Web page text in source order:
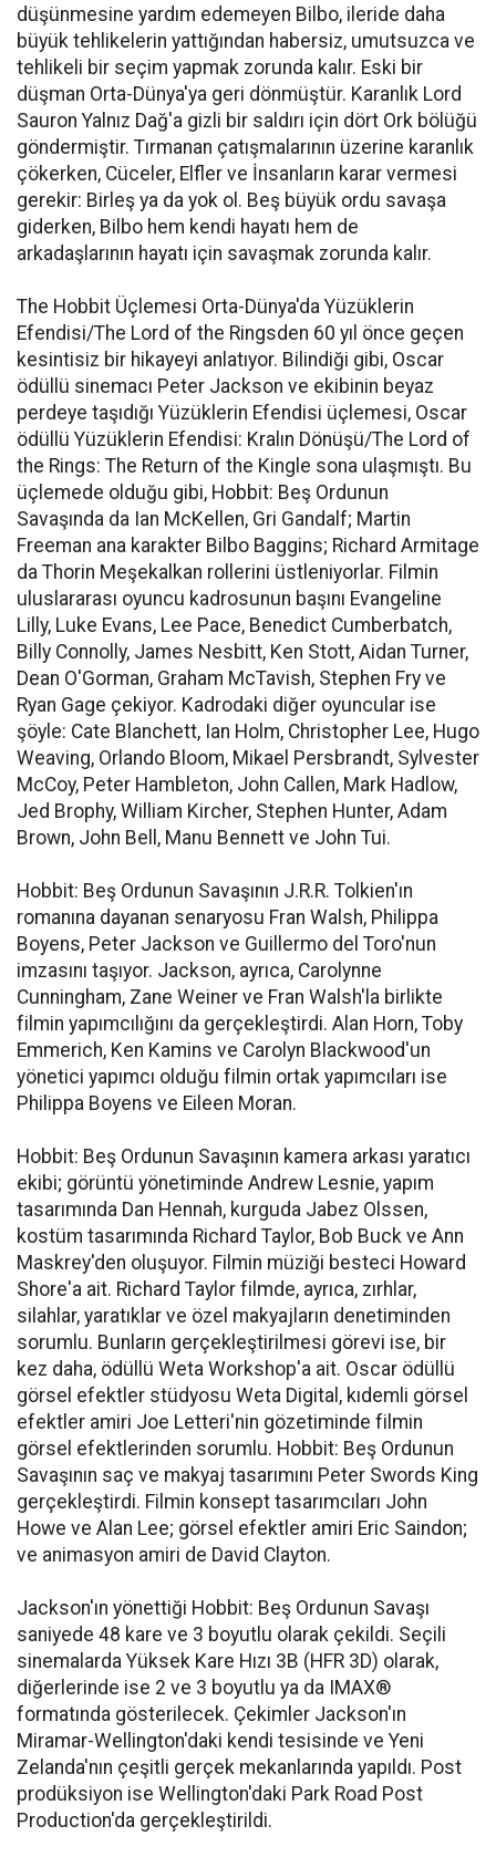
düşünmesine yardım edemeyen Bilbo, ileride daha
büyük tehlikelerin yattığından habersiz, umutsuzca ve
tehlikeli bir seçim yapmak zorunda kalır. Eski bir
düşman Orta-Dünya'ya geri dönmüştür. Karanlık Lord
Sauron Yalnız Dağ'a gizli bir saldırı için dört Ork bölüğü
göndermiştir. Tırmanan çatışmalarının üzerine karanlık
çökerken, Cüceler, Elfler ve İnsanların karar vermesi
gerekir: Birleş ya da yok ol. Beş büyük ordu savaşa
giderken, Bilbo hem kendi hayatı hem de
arkadaşlarının hayatı için savaşmak zorunda kalır.
The Hobbit Üçlemesi Orta-Dünya'da Yüzüklerin
Efendisi/The Lord of the Ringsden 60 yıl önce geçen
kesintisiz bir hikayeyi anlatıyor. Bilindiği gibi, Oscar
ödüllü sinemacı Peter Jackson ve ekibinin beyaz
perdeye taşıdığı Yüzüklerin Efendisi üçlemesi, Oscar
ödüllü Yüzüklerin Efendisi: Kralın Dönüşü/The Lord of
the Rings: The Return of the Kingle sona ulaşmıştı. Bu
üçlemede olduğu gibi, Hobbit: Beş Ordunun
Savaşında da Ian McKellen, Gri Gandalf; Martin
Freeman ana karakter Bilbo Baggins; Richard Armitage
da Thorin Meşekalkan rollerini üstleniyorlar. Filmin
uluslararası oyuncu kadrosunun başını Evangeline
Lilly, Luke Evans, Lee Pace, Benedict Cumberbatch,
Billy Connolly, James Nesbitt, Ken Stott, Aidan Turner,
Dean O'Gorman, Graham McTavish, Stephen Fry ve
Ryan Gage çekiyor. Kadrodaki diğer oyuncular ise
şöyle: Cate Blanchett, Ian Holm, Christopher Lee, Hugo
Weaving, Orlando Bloom, Mikael Persbrandt, Sylvester
McCoy, Peter Hambleton, John Callen, Mark Hadlow,
Jed Brophy, William Kircher, Stephen Hunter, Adam
Brown, John Bell, Manu Bennett ve John Tui.
Hobbit: Beş Ordunun Savaşının J.R.R. Tolkien'ın
romanına dayanan senaryosu Fran Walsh, Philippa
Boyens, Peter Jackson ve Guillermo del Toro'nun
imzasını taşıyor. Jackson, ayrıca, Carolynne
Cunningham, Zane Weiner ve Fran Walsh'la birlikte
filmin yapımcılığını da gerçekleştirdi. Alan Horn, Toby
Emmerich, Ken Kamins ve Carolyn Blackwood'un
yönetici yapımcı olduğu filmin ortak yapımcıları ise
Philippa Boyens ve Eileen Moran.
Hobbit: Beş Ordunun Savaşının kamera arkası yaratıcı
ekibi; görüntü yönetiminde Andrew Lesnie, yapım
tasarımında Dan Hennah, kurguda Jabez Olssen,
kostüm tasarımında Richard Taylor, Bob Buck ve Ann
Maskrey'den oluşuyor. Filmin müziği besteci Howard
Shore'a ait. Richard Taylor filmde, ayrıca, zırhlar,
silahlar, yaratıklar ve özel makyajların denetiminden
sorumlu. Bunların gerçekleştirilmesi görevi ise, bir
kez daha, ödüllü Weta Workshop'a ait. Oscar ödüllü
görsel efektler stüdyosu Weta Digital, kıdemli görsel
efektler amiri Joe Letteri'nin gözetiminde filmin
görsel efektlerinden sorumlu. Hobbit: Beş Ordunun
Savaşının saç ve makyaj tasarımını Peter Swords King
gerçekleştirdi. Filmin konsept tasarımcıları John
Howe ve Alan Lee; görsel efektler amiri Eric Saindon;
ve animasyon amiri de David Clayton.
Jackson'ın yönettiği Hobbit: Beş Ordunun Savaşı
saniyede 48 kare ve 3 boyutlu olarak çekildi. Seçili
sinemalarda Yüksek Kare Hızı 3B (HFR 3D) olarak,
diğerlerinde ise 2 ve 3 boyutlu ya da IMAX®
formatında gösterilecek. Çekimler Jackson'ın
Miramar-Wellington'daki kendi tesisinde ve Yeni
Zelanda'nın çeşitli gerçek mekanlarında yapıldı. Post
prodüksiyon ise Wellington'daki Park Road Post
Production'da gerçekleştirildi.